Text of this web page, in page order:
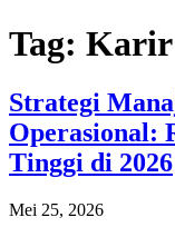
Tag: Karir
Strategi
Operasional:
Tinggi di 2026
Mei 25, 2026